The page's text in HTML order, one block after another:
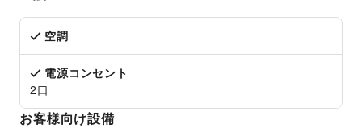
空調
電源コンセント
2口
お客様向け設備